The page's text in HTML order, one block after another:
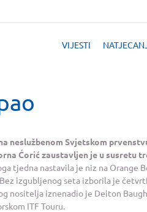
VIJESTI
neslužbenom Svjetskom
Ćorić zaustavljen je u susretu
tjedna nastavila je niz na Orange
izgubljenog seta izborila je
nositelja iznenadio je Deiton
ITF Touru.